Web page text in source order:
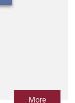
More